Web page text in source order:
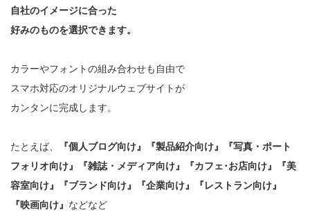
自社のイメージに合った
好みのものを選択できます。
カラーやフォントの組み合わせも自由で
スマホ対応のオリジナルウェブサイトが
カンタンに完成します。
たとえば、
『個人ブログ向け』『製品紹介向け』『写真・ポート
フォリオ向け』『雑誌・メディア向け』『カフェ･お店向け』『美
容室向け』『ブランド向け』『企業向け』『レストラン向け』
『映画向け』 などなど